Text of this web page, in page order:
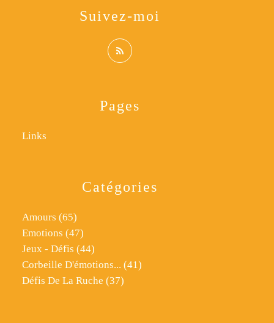
Catégories
Amours (65)
Emotions (47)
Jeux - Défis (44)
Corbeille D'émotions... (41)
Défis De La Ruche (37)
Pages
Links
Suivez-moi